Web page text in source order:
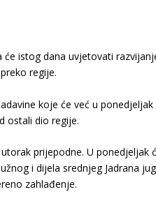
istog dana uvjetovati
regije.
koje će već u
ostali dio regije.
prijepodne. U ponedjeljak
i dijela srednjeg Jadrana
zahlađenje.